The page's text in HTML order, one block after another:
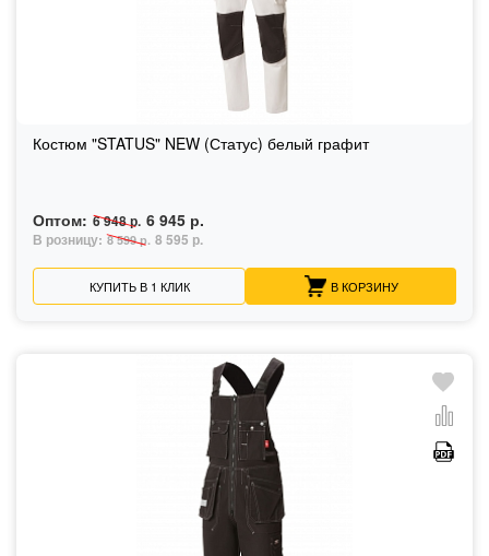
Костюм "STATUS" NEW (Статус) белый графит
Оптом: 6 948 р. 6 945 р.
В розницу: 8 599 р. 8 595 р.
КУПИТЬ В 1 КЛИК В КОРЗИНУ